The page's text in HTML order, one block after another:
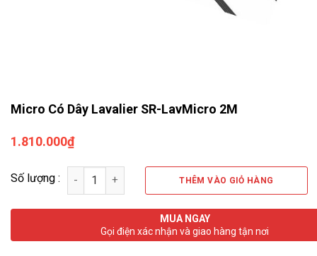
Micro Có Dây Lavalier SR-LavMicro 2M
1.810.000₫
Số lượng
THÊM VÀO GIỎ HÀNG
MUA NGAY
Gọi điện xác nhận và giao hàng tận nơi